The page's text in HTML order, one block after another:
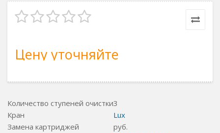
Цену уточняйте
Количество ступеней очистки3
Кран
Lux
Замена картриджей
руб.